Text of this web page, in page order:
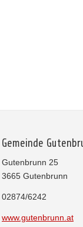
Gemeinde
Gutenbrunn 25
3665 Gutenbrunn
02874/6242
www.gutenbrunn.at